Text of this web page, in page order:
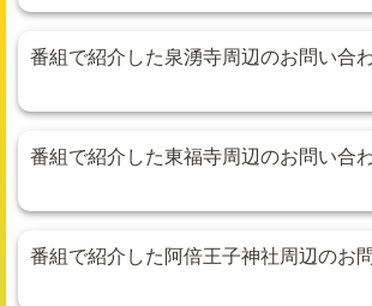
番組で紹介した泉湧寺周辺のお問い合
番組で紹介した東福寺周辺のお問い合
番組で紹介した阿倍王子神社周辺のお